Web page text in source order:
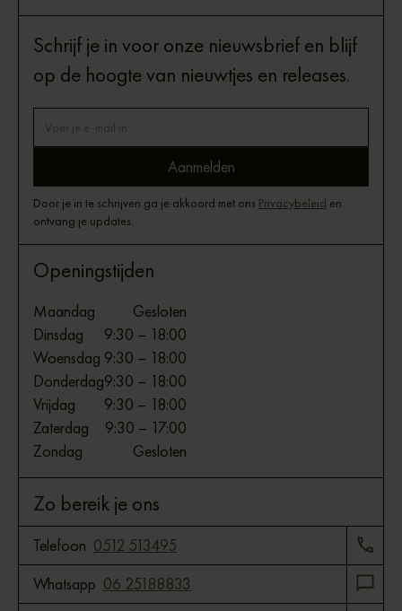
Schrijf je in voor onze nieuwsbrief en blijf
op de hoogte van nieuwtjes en releases.
Door je in te schrijven ga je akkoord met ons Privacybeleid en
ontvang je updates.
Openingstijden
Maandag
Gesloten
Dinsdag
9:30 – 18:00
Woensdag 9:30 – 18:00
Donderdag9:30 – 18:00
Vrijdag
9:30 – 18:00
Zaterdag
9:30 – 17:00
Zondag
Gesloten
Zo bereik je ons
Telefoon 0512 513495
Whatsapp 06 25188833